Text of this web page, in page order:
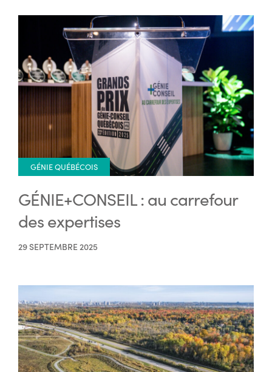
GÉNIE QUÉBÉCOIS
GÉNIE+CONSEIL : au carrefour
des expertises
29 SEPTEMBRE 2025